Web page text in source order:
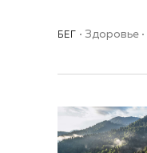
БЕГ Здоровье